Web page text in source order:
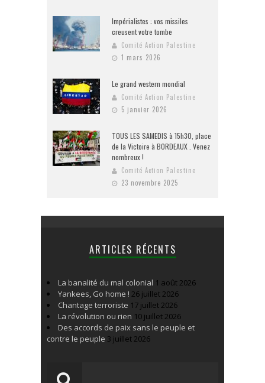
Impérialistes : vos missiles
creusent votre tombe
Comité Action Palestine
1 mars 2026
Le grand western mondial
Comité Action Palestine
5 janvier 2026
TOUS LES SAMEDIS à 15h30, place
de la Victoire à BORDEAUX . Venez
nombreux !
Comité Action Palestine
23 novembre 2025
ARTICLES RÉCENTS
La banalité du mal colonial 1 août 2026
Yankees, Go home ! 26 juillet 2026
Chantage terroriste 17 juillet 2026
La révolution ou rien 10 juillet 2026
Des accords de paix sans le peuple et
contre le peuple 3 juillet 2026